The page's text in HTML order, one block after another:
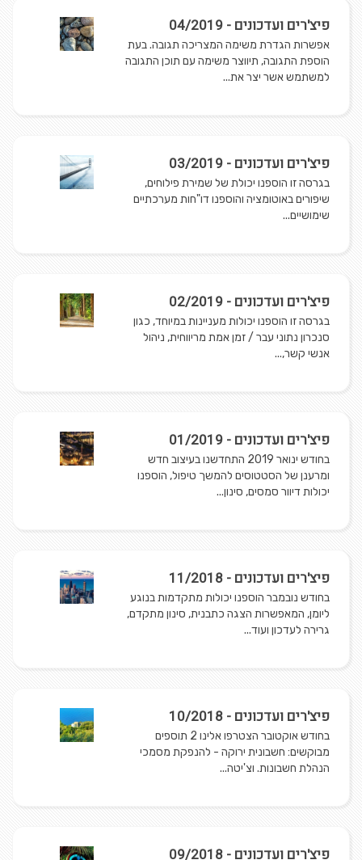
פיצ'רים ועדכונים - 04/2019
אפשרות הגדרת משימה המצריכה תגובה. בעת
הוספת התגובה, תיווצר משימה עם תוכן התגובה
למשתמש אשר יצר את...
פיצ'רים ועדכונים - 03/2019
בגרסה זו הוספנו יכולת של שמירת פילוחים,
שיפורים באוטומציה והוספנו דו"חות מערכתיים
שימושיים...
פיצ'רים ועדכונים - 02/2019
בגרסה זו הוספנו יכולות מעניינות במיוחד, כגון
סנכרון נתוני עבר / זמן אמת מריווחית, ניהול
אנשי קשר,...
פיצ'רים ועדכונים - 01/2019
בחודש ינואר 2019 התחדשנו בעיצוב חדש
ומרענן של הסטטוסים להמשך טיפול, הוספנו
יכולות דיוור סמסים, סינון...
פיצ'רים ועדכונים - 11/2018
בחודש נובמבר הוספנו יכולות מתקדמות בנוגע
ליומן, המאפשרות הצגה כתבנית, סינון מתקדם,
גרירה לעדכון ועוד...
פיצ'רים ועדכונים - 10/2018
בחודש אוקטובר הצטרפו אלינו 2 תוספים
מבוקשים: חשבונית ירוקה - להנפקת מסמכי
הנהלת חשבונות. וצ'יטה...
פיצ'רים ועדכונים - 09/2018